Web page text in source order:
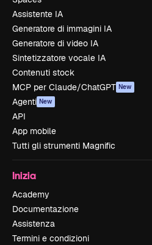
Assistente IA
Generatore di immagini IA
Generatore di video IA
Sintetizzatore vocale IA
Contenuti stock
MCP per Claude/ChatGPT New
Agenti New
API
App mobile
Tutti gli strumenti Magnific
Inizia
Academy
Documentazione
Assistenza
Termini e condizioni